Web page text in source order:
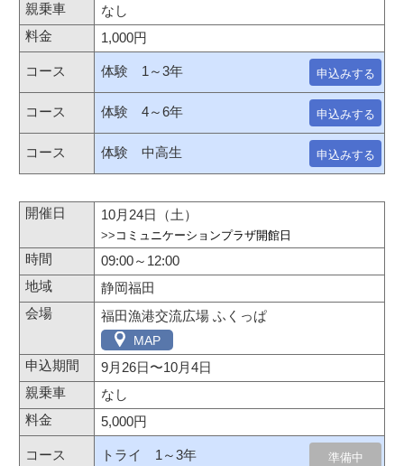
なし
1,000円
体験 1～3年 申込みする
体験 4～6年 申込みする
体験 中高生 申込みする
10月24日（土）
>> コミュニケーションプラザ開館日
09:00～12:00
静岡福田
福田漁港交流広場 ふくっぱ
MAP
9月26日〜10月4日
なし
5,000円
トライ 1～3年 準備中